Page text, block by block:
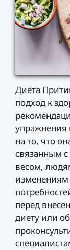
Диета
подход к
упражнения
на то, что
связанным
весом,
изменениям
перед
диету или